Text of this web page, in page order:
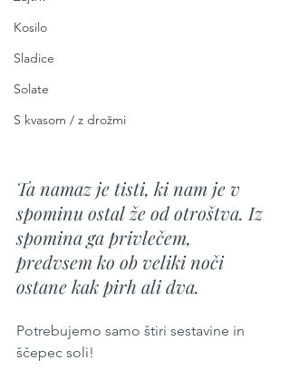
Kosilo
Sladice
Solate
S kvasom / z drožmi
Ta namaz je tisti, ki nam je v
spominu ostal že od otroštva. Iz
spomina ga privlečem,
predvsem ko ob veliki noči
ostane kak pirh ali dva.
Potrebujemo samo štiri sestavine in
ščepec soli!